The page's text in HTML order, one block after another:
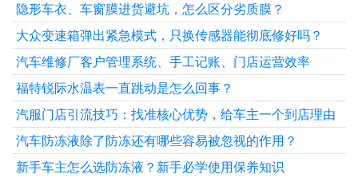
隐形车衣、车窗膜进货避坑，怎么区分劣质膜？
大众变速箱弹出紧急模式，只换传感器能彻底修好吗？
汽车维修厂客户管理系统、手工记账、门店运营效率
福特锐际水温表一直跳动是怎么回事？
汽服门店引流技巧：找准核心优势，给车主一个到店理由
汽车防冻液除了防冻还有哪些容易被忽视的作用？
新手车主怎么选防冻液？新手必学使用保养知识